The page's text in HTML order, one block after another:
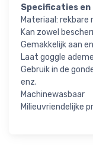
Specificaties en
Materiaal: rekbare
Kan zowel
Gemakkelijk aan
Laat goggle
Gebruik in de
enz.
Machinewasbaar
Milieuvriendelijke